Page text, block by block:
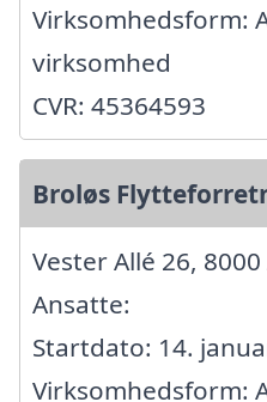
Virksomhedsform:
virksomhed
CVR: 45364593
Broløs
Vester Allé 26,
Ansatte:
Startdato: 14.
Virksomhedsform: